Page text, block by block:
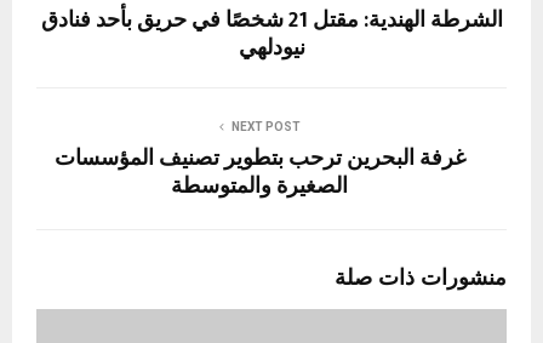
الشرطة الهندية: مقتل 21 شخصًا في حريق بأحد فنادق
نيودلهي
NEXT POST
غرفة البحرين ترحب بتطوير تصنيف المؤسسات
الصغيرة والمتوسطة
منشورات ذات صلة